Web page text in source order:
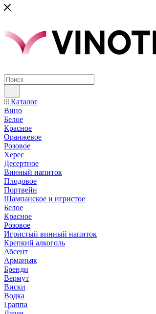
Каталог
Вино
Белое
Красное
Оранжевое
Розовое
Херес
Десертное
Винный напиток
Плодовое
Портвейн
Шампанское и игристое
Белое
Красное
Розовое
Игристый винный напиток
Крепкий алкоголь
Абсент
Арманьяк
Бренди
Вермут
Виски
Водка
Граппа